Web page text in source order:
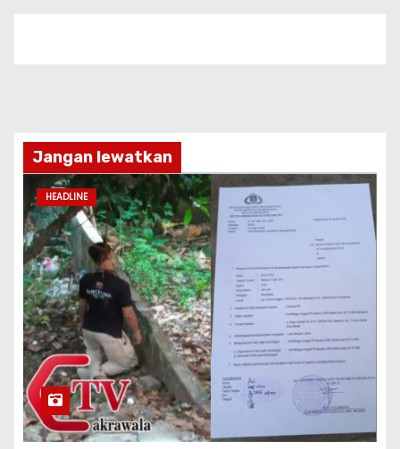
Jangan lewatkan
HEADLINE